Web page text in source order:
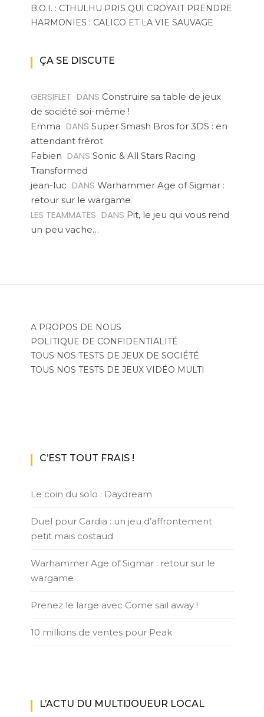
B.O.I. : CTHULHU PRIS QUI CROYAIT PRENDRE
HARMONIES : CALICO ET LA VIE SAUVAGE
ÇA SE DISCUTE
GERSIFLET DANS Construire sa table de jeux
de société soi-même !
Emma DANS Super Smash Bros for 3DS : en
attendant frérot
Fabien DANS Sonic & All Stars Racing
Transformed
jean-luc DANS Warhammer Age of Sigmar :
retour sur le wargame
LES TEAMMATES DANS Pit, le jeu qui vous rend
un peu vache…
A PROPOS DE NOUS
POLITIQUE DE CONFIDENTIALITÉ
TOUS NOS TESTS DE JEUX DE SOCIÉTÉ
TOUS NOS TESTS DE JEUX VIDÉO MULTI
C’EST TOUT FRAIS !
Le coin du solo : Daydream
Duel pour Cardia : un jeu d’affrontement
petit mais costaud
Warhammer Age of Sigmar : retour sur le
wargame
Prenez le large avec Come sail away !
10 millions de ventes pour Peak
L’ACTU DU MULTIJOUEUR LOCAL